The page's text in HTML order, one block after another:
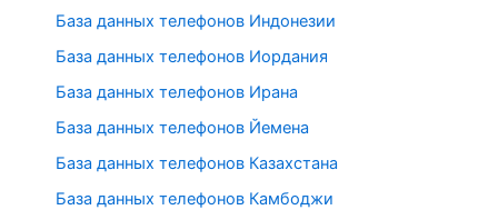
База данных телефонов Индонезии
База данных телефонов Иордания
База данных телефонов Ирана
База данных телефонов Йемена
База данных телефонов Казахстана
База данных телефонов Камбоджи